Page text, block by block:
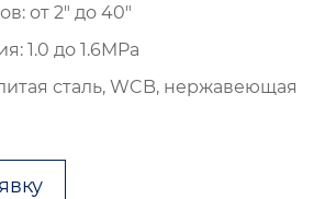
от 2″ до 40″
1.0 до 1.6MPa
сталь, WCB, нержавеющая